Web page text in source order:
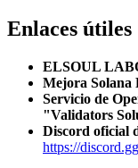
Enlaces útiles
ELSOUL
Mejora
Servicio de
"Validators
Discord oficial
https://